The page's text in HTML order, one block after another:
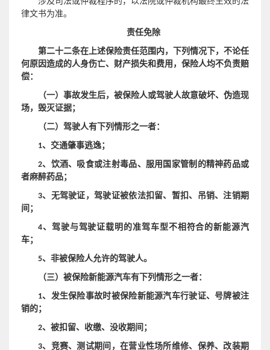
律文书为准。
责任免除
第二十二条在上述保险责任范围内，下列情况下，不论任
何原因造成的人身伤亡、财产损失和费用，保险人均不负责赔
偿：
（一）事故发生后，被保险人或驾驶人故意破坏、伪造现
场，毁灭证据；
（二）驾驶人有下列情形之一者：
1、 交通肇事逃逸；
2、饮酒、吸食或注射毒品、服用国家管制的精神药品或
者麻醉药品；
3、无驾驶证，驾驶证被依法扣留、暂扣、吊销、注销期
间；
4、驾驶与驾驶证载明的准驾车型不相符合的新能源汽
车；
5、非被保险人允许的驾驶人。
（三）被保险新能源汽车有下列情形之一者：
1、发生保险事故时被保险新能源汽车行驶证、号牌被注
销的；
2、被扣留、收缴、没收期间；
3、竞赛、测试期间，在营业性场所维修、保养、改装期